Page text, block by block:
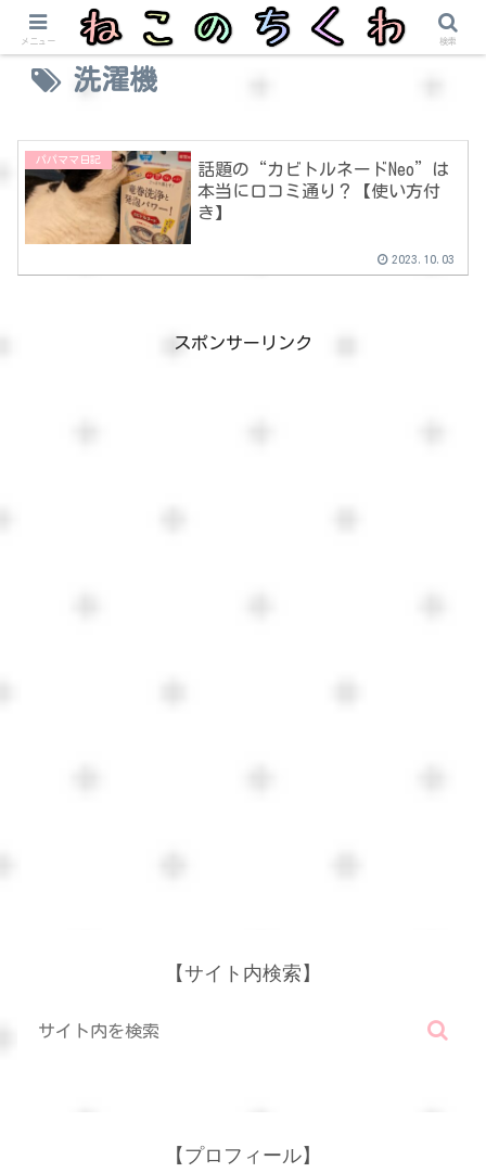
洗濯機
パパママ日記
話題の“カビトルネードNeo”は
本当に口コミ通り？【使い方付
き】
2023.10.03
スポンサーリンク
【サイト内検索】
【プロフィール】
メニュー 検索